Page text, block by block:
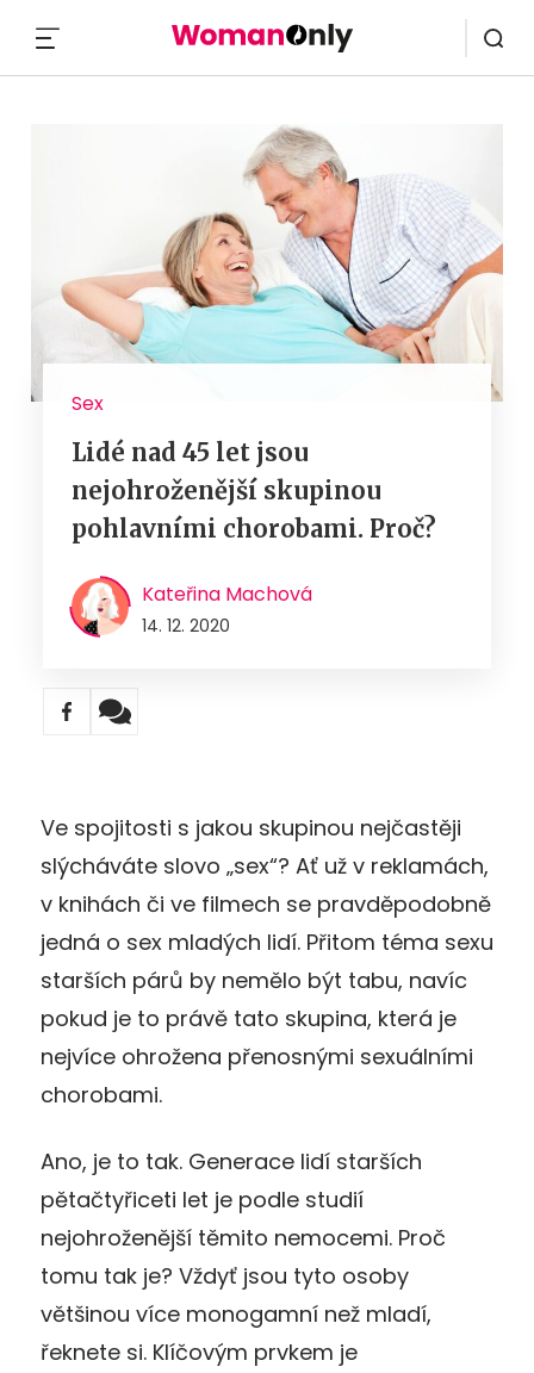
Sex
Lidé nad 45 let jsou
nejohroženější skupinou
pohlavními chorobami. Proč?
Kateřina Machová
14. 12. 2020
Ve spojitosti s jakou skupinou nejčastěji
slýcháváte slovo „sex“? Ať už v reklamách,
v knihách či ve filmech se pravděpodobně
jedná o sex mladých lidí. Přitom téma sexu
starších párů by nemělo být tabu, navíc
pokud je to právě tato skupina, která je
nejvíce ohrožena přenosnými sexuálními
chorobami.
Ano, je to tak. Generace lidí starších
pětačtyřiceti let je podle studií
nejohroženější těmito nemocemi. Proč
tomu tak je? Vždyť jsou tyto osoby
většinou více monogamní než mladí,
řeknete si. Klíčovým prvkem je